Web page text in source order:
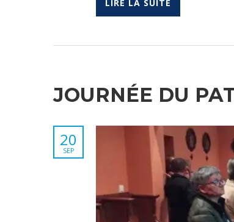
JOURNÉE DU
20
SEP